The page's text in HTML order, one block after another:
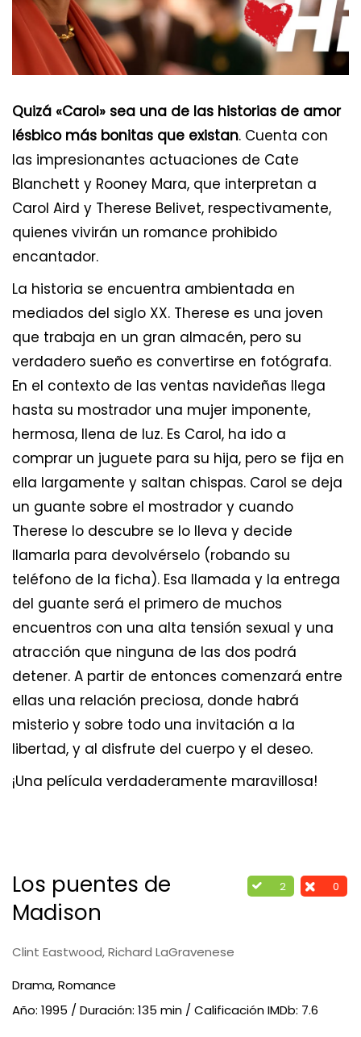
Quizá «Carol» sea una de las historias de amor
lésbico más bonitas que existan. Cuenta con
las impresionantes actuaciones de Cate
Blanchett y Rooney Mara, que interpretan a
Carol Aird y Therese Belivet, respectivamente,
quienes vivirán un romance prohibido
encantador.
La historia se encuentra ambientada en
mediados del siglo XX. Therese es una joven
que trabaja en un gran almacén, pero su
verdadero sueño es convertirse en fotógrafa.
En el contexto de las ventas navideñas llega
hasta su mostrador una mujer imponente,
hermosa, llena de luz. Es Carol, ha ido a
comprar un juguete para su hija, pero se fija en
ella largamente y saltan chispas. Carol se deja
un guante sobre el mostrador y cuando
Therese lo descubre se lo lleva y decide
llamarla para devolvérselo (robando su
teléfono de la ficha). Esa llamada y la entrega
del guante será el primero de muchos
encuentros con una alta tensión sexual y una
atracción que ninguna de las dos podrá
detener. A partir de entonces comenzará entre
ellas una relación preciosa, donde habrá
misterio y sobre todo una invitación a la
libertad, y al disfrute del cuerpo y el deseo.
¡Una película verdaderamente maravillosa!
2 0
Los puentes de
Madison
Clint Eastwood, Richard LaGravenese
Drama, Romance
Año: 1995 / Duración: 135 min / Calificación IMDb: 7.6